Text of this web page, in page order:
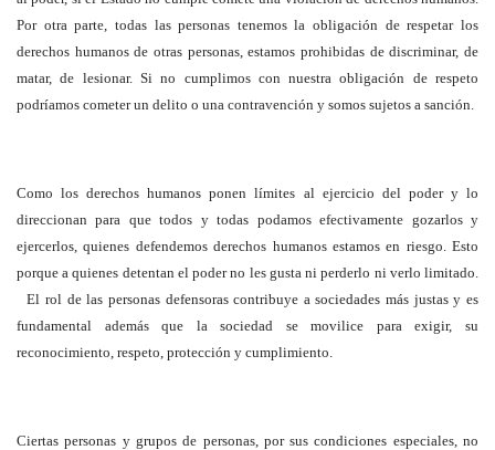
Por otra parte, todas las personas tenemos la obligación de respetar los
derechos humanos de otras personas, estamos prohibidas de discriminar, de
matar, de lesionar. Si no cumplimos con nuestra obligación de respeto
podríamos cometer un delito o una contravención y somos sujetos a sanción.
Como los derechos humanos ponen límites al ejercicio del poder y lo
direccionan para que todos y todas podamos efectivamente gozarlos y
ejercerlos, quienes defendemos derechos humanos estamos en riesgo. Esto
porque a quienes detentan el poder no les gusta ni perderlo ni verlo limitado.
El rol de las personas defensoras contribuye a sociedades más justas y es
fundamental además que la sociedad se movilice para exigir, su
reconocimiento, respeto, protección y cumplimiento.
Ciertas personas y grupos de personas, por sus condiciones especiales, no